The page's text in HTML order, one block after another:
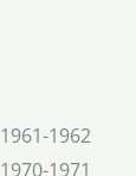
1961-1962
1970-1971